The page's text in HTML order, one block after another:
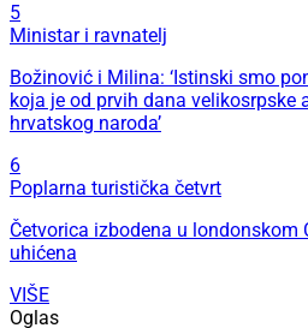
5
Ministar i ravnatelj
Božinović i Milina: ‘Istinski smo
koja je od prvih dana velikosrpske
hrvatskog naroda’
6
Poplarna turistička četvrt
Četvorica izbodena u londonskom
uhićena
VIŠE
Oglas